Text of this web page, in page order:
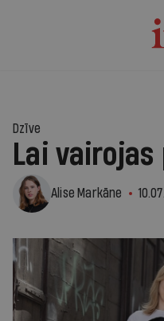
Dzīve
Lai vairojas
Alise Markāne